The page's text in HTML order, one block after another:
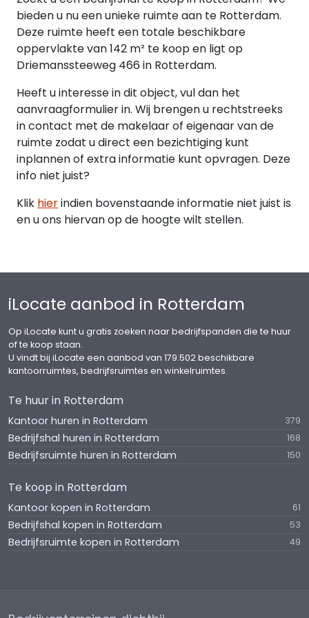
KOOPPRIJS
De vraagprijs van het object bedraagt € 335.000,-
excl. BTW. Koper is geen overdrachtsbelasting
verschuldigd. De kosten voor de akte van levering
van de notaris komen van rekening voor koper.
WAARBORGSOM/BANKGARANTIE
Een waarborgsom/bankgarantie ter grootte van
10% van de koopsom, te voldoen binnen 2 weken
na verkrijgen financiering.
BESCHIKBAAR
Het object is naar verwachting per Q4 2026
ontwikkelaar aan de verkoper.
ENERGIELABEL
daar het object nog niet in gebruik is genomen.
VERENIGING VAN EIGENAARS
op te richten Vereniging van Eigenaars. Binnen de
Vereniging van Eigenaars worden zaken zoals
gemeenschappelijk onderhoud, opstalverzekering
etc. geregeld. Ook wordt door de VvE een
van de opstart van de VvE is iedere
appartementsrecht eigenaar een eenmalige
bijdrage verschuldigd ten behoeve van de
aanvangsbegroting van de VvE. De
opstartbijdrage is nader vast te stellen door de
bieden u nu een unieke ruimte aan te Rotterdam.
Deze ruimte heeft een totale beschikbare
oppervlakte van 142 m² te koop en ligt op
Driemanssteeweg 466 in Rotterdam.
Heeft u interesse in dit object, vul dan het
aanvraagformulier in. Wij brengen u rechtstreeks
in contact met de makelaar of eigenaar van de
ruimte zodat u direct een bezichtiging kunt
inplannen of extra informatie kunt opvragen. Deze
info niet juist?
Klik hierindien bovenstaande informatie niet juist is
en u ons hiervan op de hoogte wilt stellen.
iLocate aanbod in Rotterdam
Op iLocate kunt u gratis zoeken naar bedrijfspanden die te huur
of te koop staan.
U vindt bij iLocate een aanbod van 179.502 beschikbare
kantoorruimtes, bedrijfsruimtes en winkelruimtes.
Te huur in Rotterdam
Kantoor huren in Rotterdam 379
Bedrijfshal huren in Rotterdam 168
Bedrijfsruimte huren in Rotterdam 150
Te koop in Rotterdam
Kantoor kopen in Rotterdam 61
Bedrijfshal kopen in Rotterdam 53
Bedrijfsruimte kopen in Rotterdam 49